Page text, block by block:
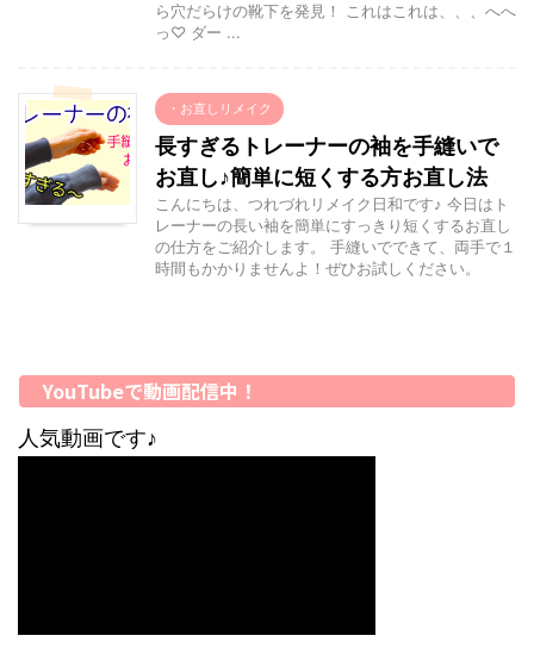
ら穴だらけの靴下を発見！ これはこれは、、、へへ
っ♡ ダー ...
・お直しリメイク
長すぎるトレーナーの袖を手縫いで
お直し♪簡単に短くする方お直し法
こんにちは、つれづれリメイク日和です♪ 今日はト
レーナーの長い袖を簡単にすっきり短くするお直し
の仕方をご紹介します。 手縫いでできて、両手で１
時間もかかりませんよ！ぜひお試しください。
YouTubeで動画配信中！
人気動画です♪